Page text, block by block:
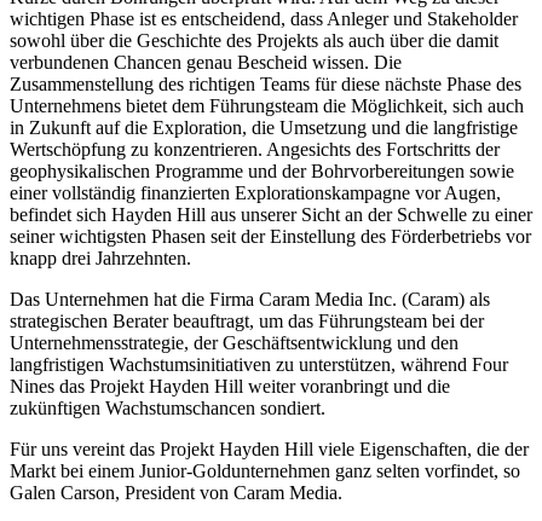
wichtigen Phase ist es entscheidend, dass Anleger und Stakeholder
sowohl über die Geschichte des Projekts als auch über die damit
verbundenen Chancen genau Bescheid wissen. Die
Zusammenstellung des richtigen Teams für diese nächste Phase des
Unternehmens bietet dem Führungsteam die Möglichkeit, sich auch
in Zukunft auf die Exploration, die Umsetzung und die langfristige
Wertschöpfung zu konzentrieren. Angesichts des Fortschritts der
geophysikalischen Programme und der Bohrvorbereitungen sowie
einer vollständig finanzierten Explorationskampagne vor Augen,
befindet sich Hayden Hill aus unserer Sicht an der Schwelle zu einer
seiner wichtigsten Phasen seit der Einstellung des Förderbetriebs vor
knapp drei Jahrzehnten.
Das Unternehmen hat die Firma Caram Media Inc. (Caram) als
strategischen Berater beauftragt, um das Führungsteam bei der
Unternehmensstrategie, der Geschäftsentwicklung und den
langfristigen Wachstumsinitiativen zu unterstützen, während Four
Nines das Projekt Hayden Hill weiter voranbringt und die
zukünftigen Wachstumschancen sondiert.
Für uns vereint das Projekt Hayden Hill viele Eigenschaften, die der
Markt bei einem Junior-Goldunternehmen ganz selten vorfindet, so
Galen Carson, President von Caram Media.